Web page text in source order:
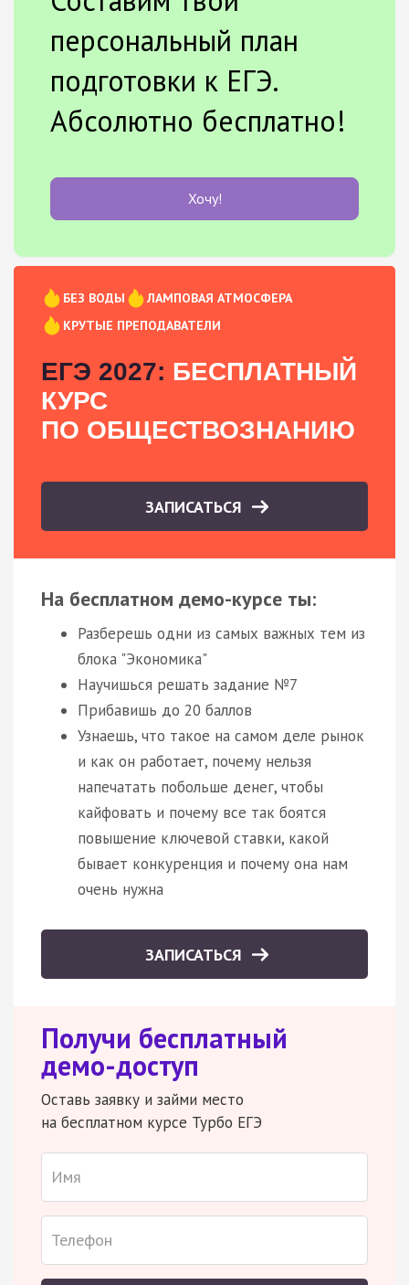
персональный план
подготовки к ЕГЭ.
Абсолютно бесплатно!
Хочу!
БЕЗ ВОДЫ
ЛАМПОВАЯ АТМОСФЕРА
КРУТЫЕ ПРЕПОДАВАТЕЛИ
ЕГЭ 2027: БЕСПЛАТНЫЙ
КУРС
ПО ОБЩЕСТВОЗНАНИЮ
ЗАПИСАТЬСЯ
На бесплатном демо-курсе ты:
Разберешь одни из самых важных тем из
блока "Экономика"
Научишься решать задание №7
Прибавишь до 20 баллов
Узнаешь, что такое на самом деле рынок
и как он работает, почему нельзя
напечатать побольше денег, чтобы
кайфовать и почему все так боятся
повышение ключевой ставки, какой
бывает конкуренция и почему она нам
очень нужна
ЗАПИСАТЬСЯ
Получи бесплатный
демо-доступ
Оставь заявку и займи место
на бесплатном курсе Турбо ЕГЭ